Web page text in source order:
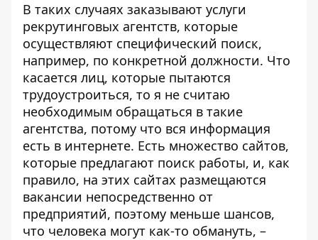
В таких случаях заказывают услуги
рекрутинговых агентств, которые
осуществляют специфический поиск,
например, по конкретной должности. Что
касается лиц, которые пытаются
трудоустроиться, то я не считаю
необходимым обращаться в такие
агентства, потому что вся информация
есть в интернете. Есть множество сайтов,
которые предлагают поиск работы, и, как
правило, на этих сайтах размещаются
вакансии непосредственно от
предприятий, поэтому меньше шансов,
что человека могут как-то обмануть, –